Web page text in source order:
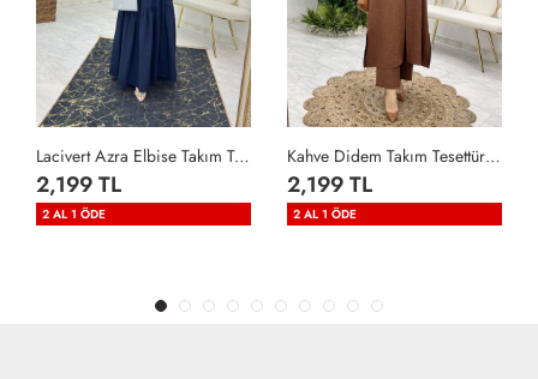
Lacivert Azra Elbise Takım Tesettür Giyim Lacivert
2,199 TL
2 AL 1 ÖDE
Kahve Didem Takım Tesettür Giyim Kahverengi
2,199 TL
2 AL 1 ÖDE